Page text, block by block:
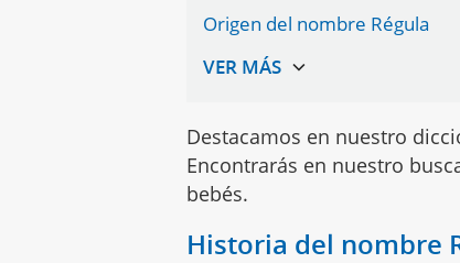
Origen del nombre Régula
Destacamos en nuestro
Encontrarás en nuestro
bebés.
Historia del nombre